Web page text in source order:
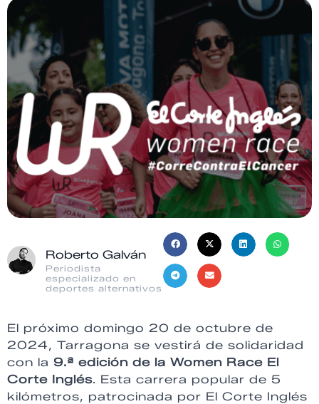
Roberto Galván
Periodista
especializado en
deportes alternativos
El próximo domingo 20 de octubre de
2024, Tarragona se vestirá de solidaridad
con la 9.ª edición de la Women Race El
Corte Inglés. Esta carrera popular de 5
kilómetros, patrocinada por El Corte Inglés